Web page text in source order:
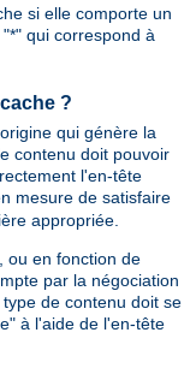
si elle comporte un
qui correspond à
?
qui génère la
contenu doit pouvoir
l'en-tête
mesure de satisfaire
appropriée.
ou en fonction de
par la négociation
de contenu doit se
à l'aide de l'en-tête